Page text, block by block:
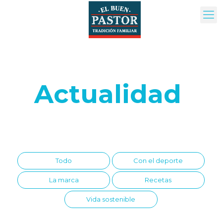
Actualidad
Todo Con el deporte
La marca Recetas
Vida sostenible